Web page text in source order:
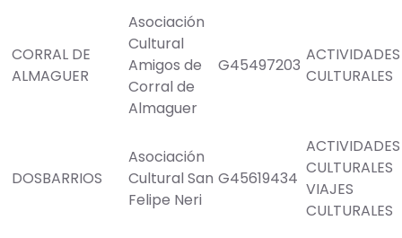
CORRAL DE
ALMAGUER
Asociación
Cultural
Amigos de
Corral de
Almaguer
G45497203
ACTIVIDADES
CULTURALES
DOSBARRIOS
Asociación
Cultural San
Felipe Neri
G45619434
ACTIVIDADES
CULTURALES
VIAJES
CULTURALES